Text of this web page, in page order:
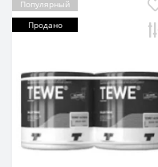
Популярный
Продано